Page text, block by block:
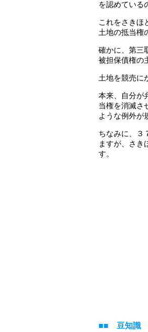
を認めている
これをさきほ
土地の抵当権
確かに、第三
被担保債権の
土地を競売に
本来、自分が
当権を消滅さ
ような例外が
ちなみに、３
ますが、さき
す。
■■ 豆知識